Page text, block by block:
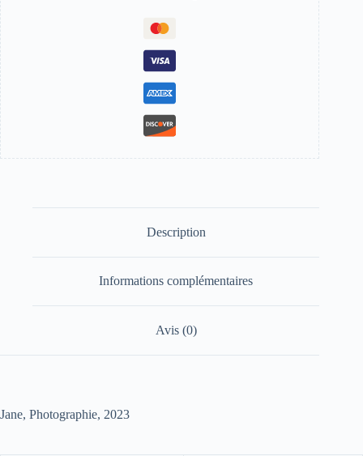
Description
Informations complémentaires
Avis (0)
Jane, Photographie, 2023